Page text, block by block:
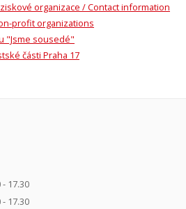
organizace / Contact information
profit organizations
"Jsme sousedé"
části Praha 17
- 17.30
- 17.30